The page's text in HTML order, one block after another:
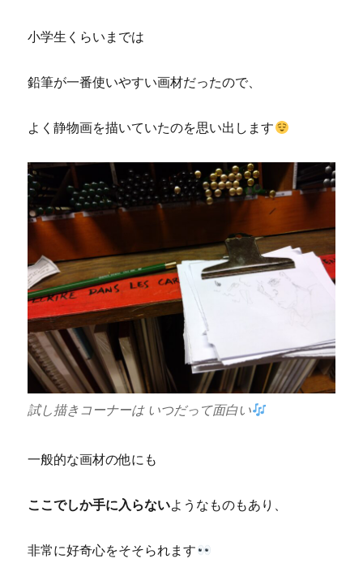
小学生くらいまでは
鉛筆が一番使いやすい画材だったので、
よく静物画を描いていたのを思い出します
試し描きコーナーは いつだって面白い
一般的な画材の他にも
ここでしか手に入らないようなものもあり、
非常に好奇心をそそられます